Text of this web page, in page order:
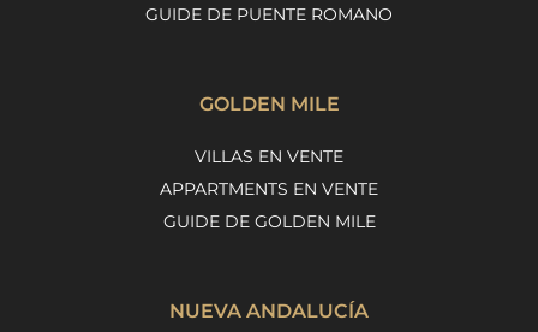
GUIDE DE PUENTE ROMANO
GOLDEN MILE
VILLAS EN VENTE
APPARTMENTS EN VENTE
GUIDE DE GOLDEN MILE
NUEVA ANDALUCÍA